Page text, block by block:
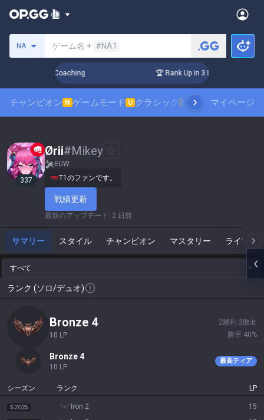
NA ゲーム名 + #NA1
Challenger Coaching 🏆 Rank Up in 3 Days! Challenger
チャンピオン N ゲームモード U クラシック N スキンランキング
マイページ
337
Ørii#Mikey
EUW
T1のファンです。
戦績更新
最新のアップデート : 2 日前
サマリー スタイル チャンピオン マスタリー ライブゲ
すべて
ランク (ソロ/デュオ)
bronze 4
10 LP
2勝利 3 敗北
勝率 40%
bronze 4
10 LP
最高ティア
シーズン ランク LP
S2025 iron 2 15